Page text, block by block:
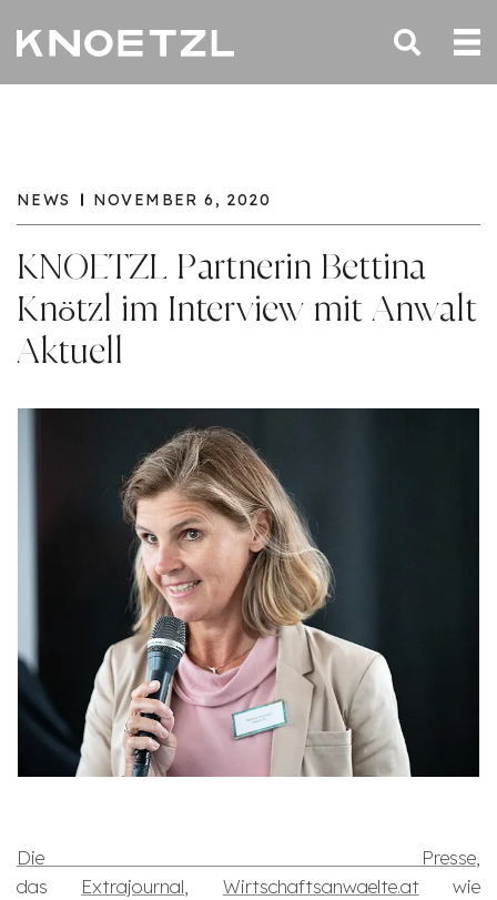
NEWS NOVEMBER 6, 2020
KNOETZL Partnerin Bettina
Knötzl im Interview mit Anwalt
Aktuell
Die Presse,
das Extrajournal, Wirtschaftsanwaelte.atwie